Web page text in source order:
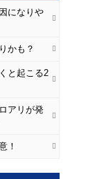
になりや
かも？
と起こる2
アリが発
！